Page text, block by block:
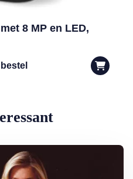
8 MP en LED,
één zin heel Nederland inpakte…